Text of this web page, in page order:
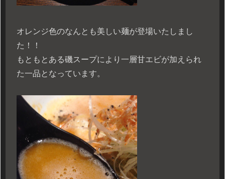
オレンジ色のなんとも美しい麺が登場いたしまし
た！！
もともとある磯スープにより一層甘エビが加えられ
た一品となっています。